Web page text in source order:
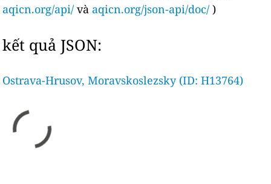
aqicn.org/api/ và aqicn.org/json-api/doc/ )
kết quả JSON:
Ostrava-Hrusov, Moravskoslezsky (ID: H13764)